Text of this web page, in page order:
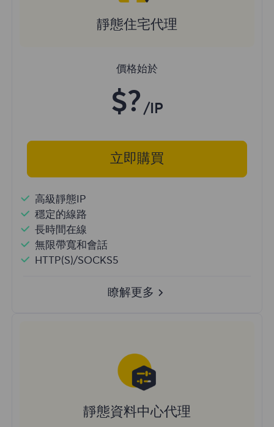
靜態住宅代理
價格始於
$? /IP
立即購買
高級靜態IP
穩定的線路
長時間在線
無限帶寬和會話
HTTP(S)/SOCKS5
瞭解更多
靜態資料中心代理